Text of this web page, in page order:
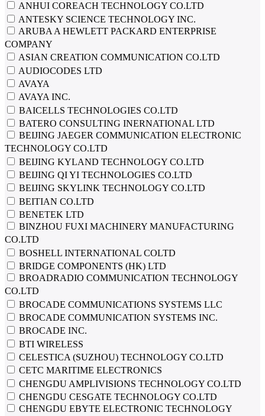
ANHUI COREACH TECHNOLOGY CO.LTD
ANTESKY SCIENCE TECHNOLOGY INC.
ARUBA A HEWLETT PACKARD ENTERPRISE
COMPANY
ASIAN CREATION COMMUNICATION CO.LTD
AUDIOCODES LTD
AVAYA
AVAYA INC.
BAICELLS TECHNOLOGIES CO.LTD
BATERO CONSULTING INERNATIONAL LTD
BEIJING JAEGER COMMUNICATION ELECTRONIC
TECHNOLOGY CO.LTD
BEIJING KYLAND TECHNOLOGY CO.LTD
BEIJING QI YI TECHNOLOGIES CO.LTD
BEIJING SKYLINK TECHNOLOGY CO.LTD
BEITIAN CO.LTD
BENETEK LTD
BINZHOU FUXI MACHINERY MANUFACTURING
CO.LTD
BOSHELL INTERNATIONAL COLTD
BRIDGE COMPONENTS (HK) LTD
BROADRADIO COMMUNICATION TECHNOLOGY
CO.LTD
BROCADE COMMUNICATIONS SYSTEMS LLC
BROCADE COMMUNICATION SYSTEMS INC.
BROCADE INC.
BTI WIRELESS
CELESTICA (SUZHOU) TECHNOLOGY CO.LTD
CETC MARITIME ELECTRONICS
CHENGDU AMPLIVISIONS TECHNOLOGY CO.LTD
CHENGDU CESGATE TECHNOLOGY CO.LTD
CHENGDU EBYTE ELECTRONIC TECHNOLOGY